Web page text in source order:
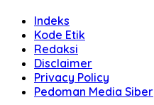
Indeks
Kode Etik
Redaksi
Disclaimer
Privacy Policy
Pedoman Media Siber